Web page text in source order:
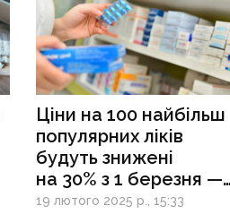
Ціни на 100 найбільш
популярних ліків
будуть знижені
на 30% з 1 березня —
перелік медикаментів
19 лютого 2025 р., 15:33